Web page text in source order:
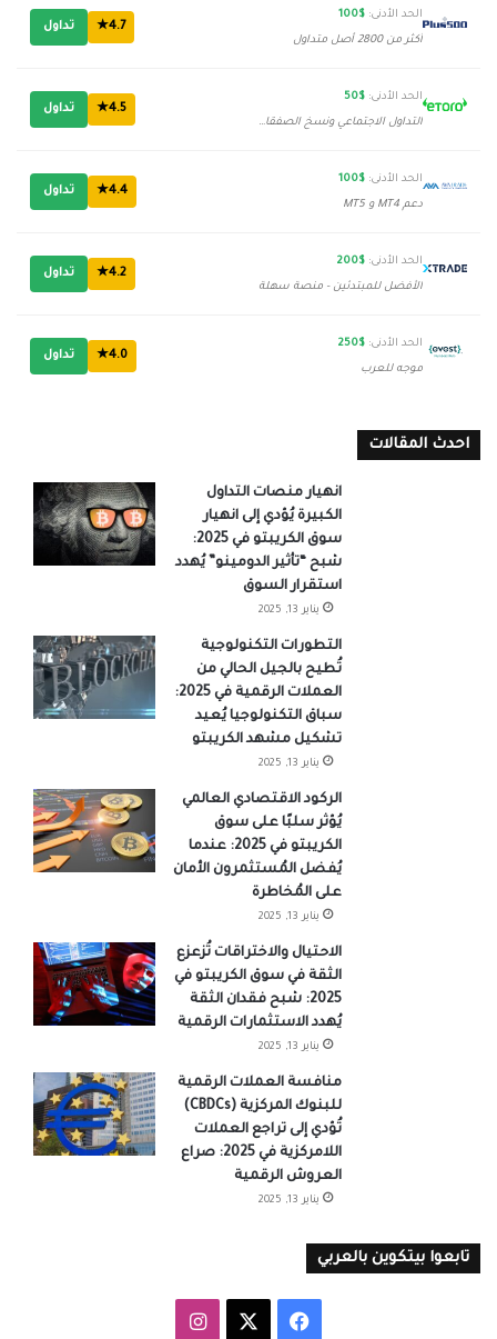
الحد الأدنى: $100
أكثر من 2800 أصل متداول
4.7★ تداول
الحد الأدنى: $50
التداول الاجتماعي ونسخ الصفقات
4.5★ تداول
الحد الأدنى: $100
دعم MT4 و MT5
4.4★ تداول
الحد الأدنى: $200
الأفضل للمبتدئين - منصة سهلة
4.2★ تداول
الحد الأدنى: $250
موجه للعرب
4.0★ تداول
احدث المقالات
انهيار منصات التداول
الكبيرة يُؤدي إلى انهيار
سوق الكريبتو في 2025:
شبح “تأثير الدومينو” يُهدد
استقرار السوق
يناير 13, 2025
التطورات التكنولوجية
تُطيح بالجيل الحالي من
العملات الرقمية في 2025:
سباق التكنولوجيا يُعيد
تشكيل مشهد الكريبتو
يناير 13, 2025
الركود الاقتصادي العالمي
يُؤثر سلبًا على سوق
الكريبتو في 2025: عندما
يُفضل المُستثمرون الأمان
على المُخاطرة
يناير 13, 2025
الاحتيال والاختراقات تُزعزع
الثقة في سوق الكريبتو في
2025: شبح فقدان الثقة
يُهدد الاستثمارات الرقمية
يناير 13, 2025
منافسة العملات الرقمية
للبنوك المركزية (CBDCs)
تُؤدي إلى تراجع العملات
اللامركزية في 2025: صراع
العروش الرقمية
يناير 13, 2025
تابعوا بيتكوين بالعربي
فيسبوك انستقرام